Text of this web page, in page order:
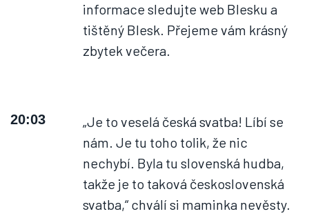
informace sledujte web Blesku a
tištěný Blesk. Přejeme vám krásný
zbytek večera.
20:03
„Je to veselá česká svatba! Líbí se
nám. Je tu toho tolik, že nic
nechybí. Byla tu slovenská hudba,
takže je to taková československá
svatba,“ chválí si maminka nevěsty.